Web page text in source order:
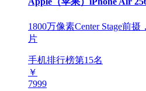
1800万像素Center Stage前
片
手机排行榜第15名
￥
7999